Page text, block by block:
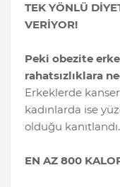
TEK YÖNLÜ
VERİYOR!
Peki obezite
rahatsızlıklara
Erkeklerde
kadınlarda ise
olduğu kanıtlandı.
EN AZ 800